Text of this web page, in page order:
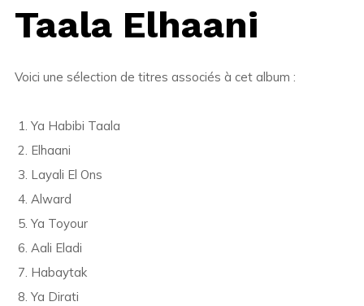
Taala Elhaani
Voici une sélection de titres associés à cet album :
Ya Habibi Taala
Elhaani
Layali El Ons
Alward
Ya Toyour
Aali Eladi
Habaytak
Ya Dirati